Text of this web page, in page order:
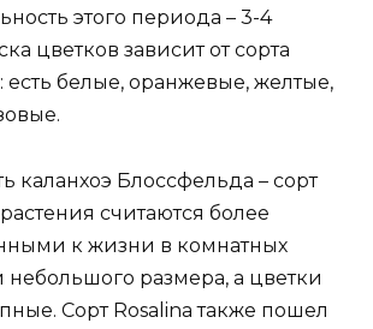
этого периода – 3-4
цветков зависит от сорта
есть белые, оранжевые, желтые,
каланхоэ Блоссфельда – сорт
считаются более
к жизни в комнатных
небольшого размера, а цветки
Сорт Rosalina также пошел